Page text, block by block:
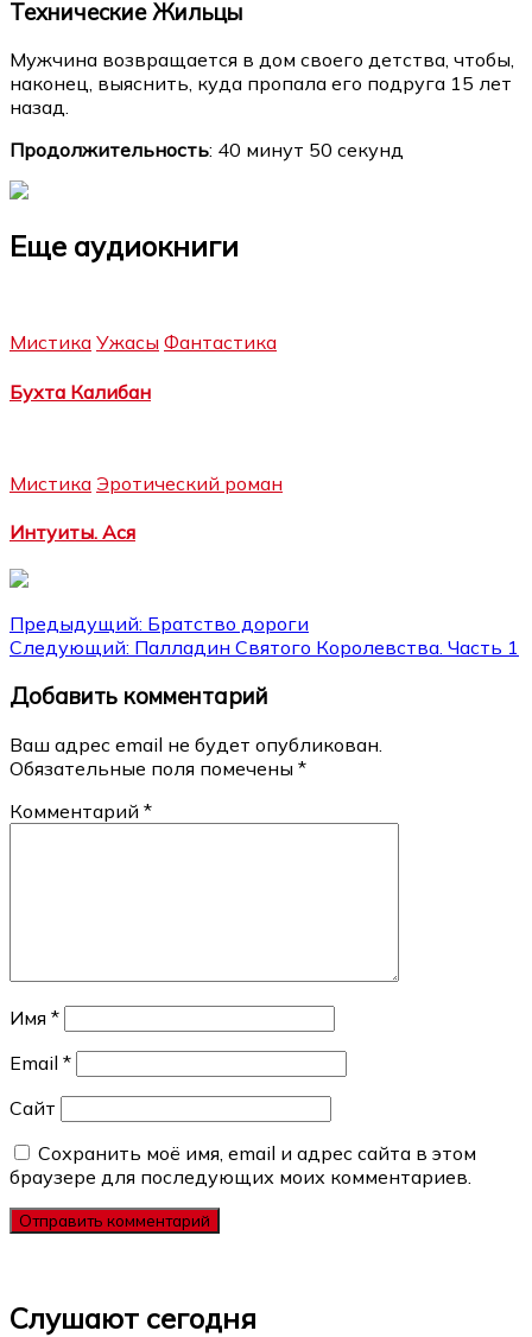
Технические Жильцы
Мужчина возвращается в дом своего детства, чтобы,
наконец, выяснить, куда пропала его подруга 15 лет
назад.
Продолжительность: 40 минут 50 секунд
Еще аудиокниги
Мистика Ужасы Фантастика
Бухта Калибан
Мистика Эротический роман
Интуиты. Ася
Навигация
по
записям
Предыдущий: Братство дороги
Следующий: Палладин Святого Королевства. Часть 1
Добавить комментарий
Ваш адрес email не будет опубликован.
Обязательные поля помечены *
Комментарий *
Имя *
Email *
Сайт
Сохранить моё имя, email и адрес сайта в этом
браузере для последующих моих комментариев.
Слушают сегодня